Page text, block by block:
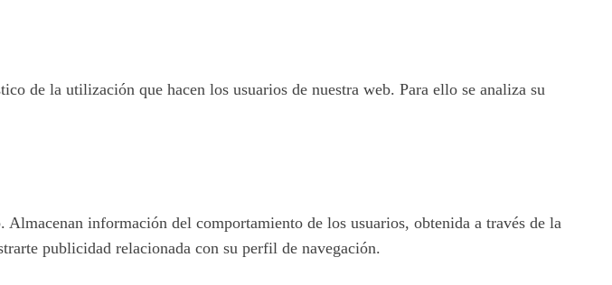
de la utilización que hacen los usuarios de nuestra web. Para ello se analiza su
información del comportamiento de los usuarios, obtenida a través de la
publicidad relacionada con su perfil de navegación.